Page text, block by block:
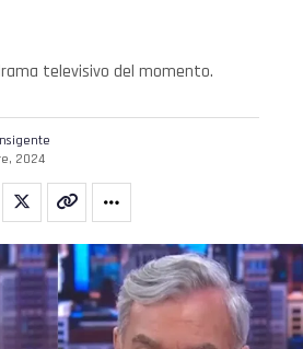
televisivo del momento.
2024